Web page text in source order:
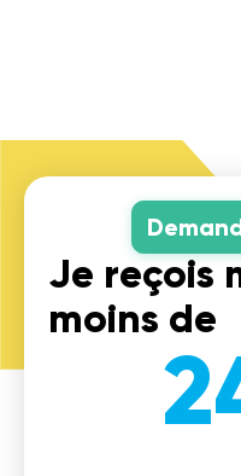
Je reçois
moins de